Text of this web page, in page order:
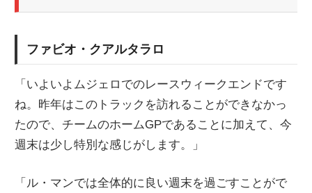
ファビオ・クアルタラロ
「いよいよムジェロでのレースウィークエンドです
ね。昨年はこのトラックを訪れることができなかっ
たので、チームのホームGPであることに加えて、今
週末は少し特別な感じがします。」
「ル・マンでは全体的に良い週末を過ごすことがで